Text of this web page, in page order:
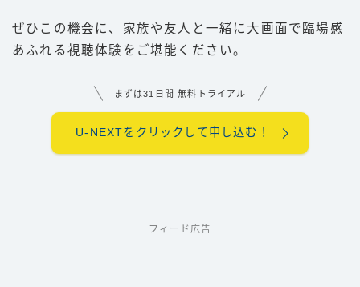
ぜひこの機会に、家族や友人と一緒に大画面で臨場感
あふれる視聴体験をご堪能ください。
まずは31日間 無料トライアル
U-NEXTをクリックして申し込む！
フィード広告